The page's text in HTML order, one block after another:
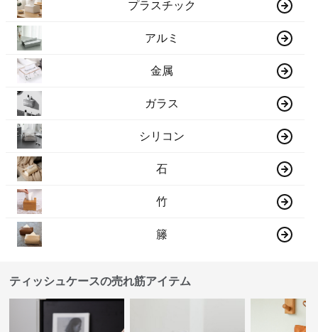
プラスチック
アルミ
金属
ガラス
シリコン
石
竹
籐
ティッシュケースの売れ筋アイテム